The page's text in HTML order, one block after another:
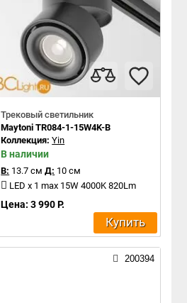
Трековый светильник
Maytoni TR084-1-15W4K-B
Коллекция:Yin
В наличии
В: 13.7 см Д: 10 см
LED x 1 max 15W 4000K 820Lm
Цена: 3 990 Р.
Купить
200394